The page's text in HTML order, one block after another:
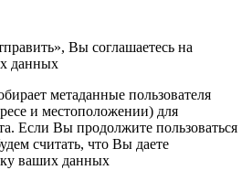
Вы соглашаетесь на
данных
метаданные пользователя
и местоположении) для
Если Вы продолжите пользоваться
считать, что Вы даете
ваших данных